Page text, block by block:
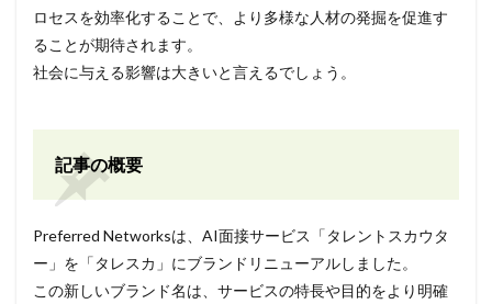
ロセスを効率化することで、より多様な人材の発掘を促進す
ることが期待されます。
社会に与える影響は大きいと言えるでしょう。
記事の概要
Preferred Networksは、AI面接サービス「タレントスカウタ
ー」を「タレスカ」にブランドリニューアルしました。
この新しいブランド名は、サービスの特長や目的をより明確